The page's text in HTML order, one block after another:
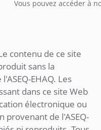
Vous pouvez accéder à
contenu de ce site
sans la
EHAQ. Les
dans ce site Web
électronique ou
de l'ASEQ-